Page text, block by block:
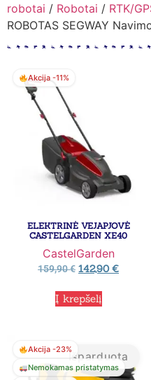
robotai / Robotai / RTK/
ROBOTAS SEGWAY
Akcija -11%
ELEKTRINĖ VEJAPJOVĖ
CASTELGARDEN XE40
CastelGarden
159,90€ 142,90€
Į krepšelį
Akcija -23%
Nemokamas pristatymas
Išparduota